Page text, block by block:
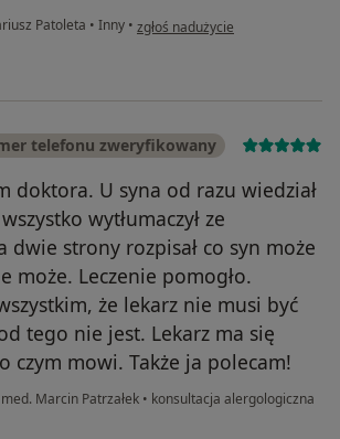
Patoleta • Inny • w opinii użytkownika Jan
zgłoś nadużycie
telefonu zweryfikowany
doktora. U syna od razu wiedział
wytłumaczył ze
dwie strony rozpisał co syn może
może. Leczenie pomogło.
że lekarz nie musi być
tego nie jest. Lekarz ma się
czym mowi. Także ja polecam!
Marcin Patrzałek • konsultacja alergologiczna